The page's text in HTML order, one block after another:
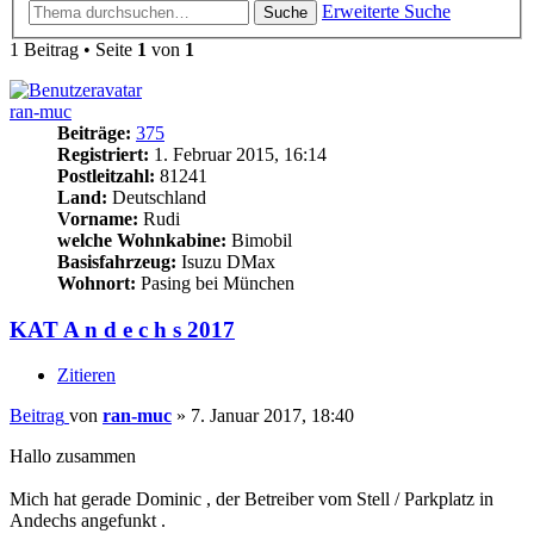
Suche
Erweiterte Suche
1 Beitrag • Seite 1 von 1
ran-muc
Beiträge: 375
Registriert: 1. Februar 2015, 16:14
Postleitzahl: 81241
Land: Deutschland
Vorname: Rudi
welche Wohnkabine: Bimobil
Basisfahrzeug: Isuzu DMax
Wohnort: Pasing bei München
KAT A n d e c h s 2017
Zitieren
Beitrag von ran-muc » 7. Januar 2017, 18:40
Hallo zusammen
Mich hat gerade Dominic , der Betreiber vom Stell / Parkplatz in
Andechs angefunkt .